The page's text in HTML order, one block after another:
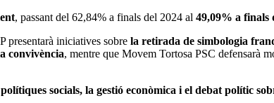
, passant del 62,84% a finals del 2024 al 49,09% a finals
presentarà iniciatives sobre la retirada de simbologia
convivència, mentre que Movem Tortosa PSC defensarà
polítiques socials, la gestió econòmica i el debat polític